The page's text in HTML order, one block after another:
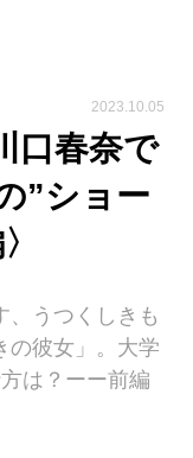
2023.10.05
口春奈で
”ショー
、うつくしきも
の彼女」。大学
は？ーー前編